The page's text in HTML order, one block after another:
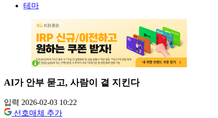
테마
AI가 안부 묻고, 사람이 곁 지킨다
입력 2026-02-03 10:22
선호매체 추가